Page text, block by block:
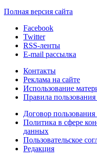
Полная версия сайта
Facebook
Twitter
RSS-ленты
E-mail рассылка
Контакты
Реклама на сайте
Использование
Правила
Договор пользования
Политика в сфере
данных
Пользовательское
Редакция